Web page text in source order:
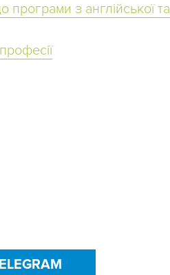
програми з англійської та